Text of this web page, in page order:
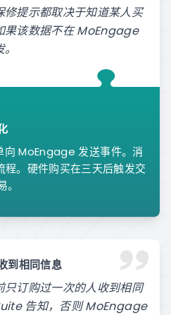
提示都取决于知道某人买
果该数据不在 MoEngage
MoEngage 发送事件。消
。硬件购买在三天后触发交
到相同信息
订购过一次的人收到相同
告知，否则 MoEngage